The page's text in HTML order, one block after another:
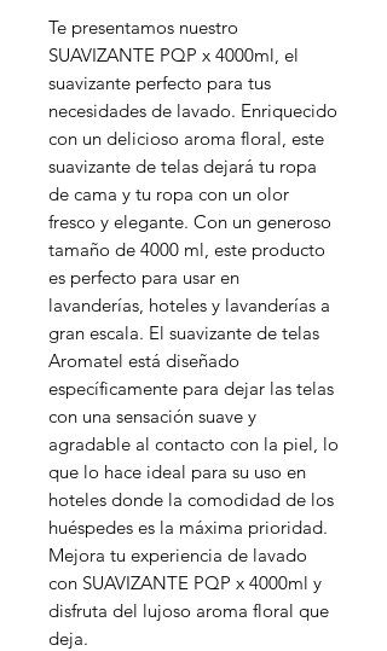
Te presentamos nuestro
SUAVIZANTE PQP x 4000ml, el
suavizante perfecto para tus
necesidades de lavado. Enriquecido
con un delicioso aroma floral, este
suavizante de telas dejará tu ropa
de cama y tu ropa con un olor
fresco y elegante. Con un generoso
tamaño de 4000 ml, este producto
es perfecto para usar en
lavanderías, hoteles y lavanderías a
gran escala. El suavizante de telas
Aromatel está diseñado
específicamente para dejar las telas
con una sensación suave y
agradable al contacto con la piel, lo
que lo hace ideal para su uso en
hoteles donde la comodidad de los
huéspedes es la máxima prioridad.
Mejora tu experiencia de lavado
con SUAVIZANTE PQP x 4000ml y
disfruta del lujoso aroma floral que
deja.